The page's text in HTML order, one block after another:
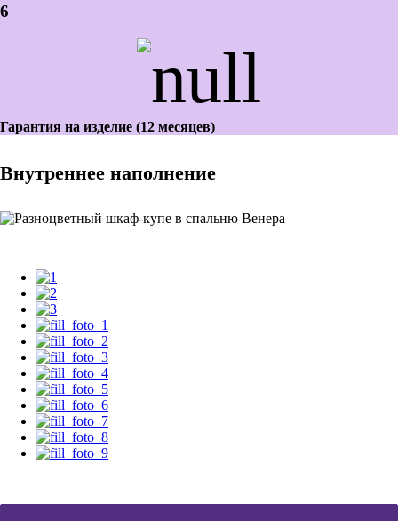
6
Гарантия на изделие (12 месяцев)
Внутреннее наполнение